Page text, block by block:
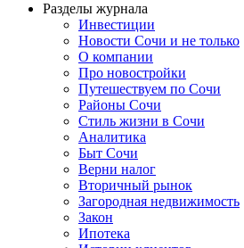
Разделы журнала
Инвестиции
Новости Сочи и не только
О компании
Про новостройки
Путешествуем по Сочи
Районы Сочи
Стиль жизни в Сочи
Аналитика
Быт Сочи
Верни налог
Вторичный рынок
Загородная недвижимость
Закон
Ипотека